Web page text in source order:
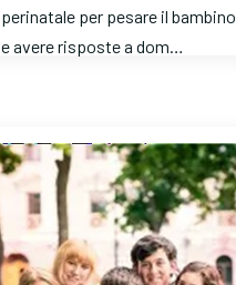
perinatale per pesare il bambino
e avere risposte a dom…